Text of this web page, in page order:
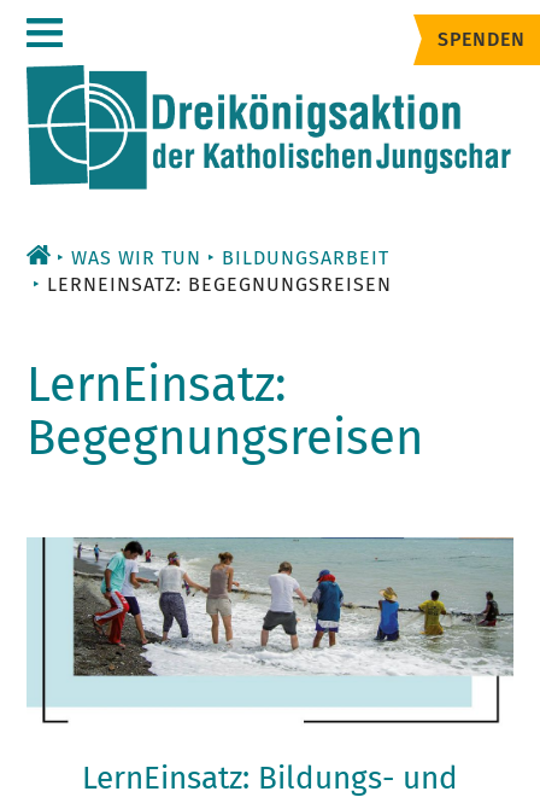
Zum
Inhalt
SPENDEN
WAS WIR TUN
BILDUNGSARBEIT
LERNEINSATZ: BEGEGNUNGSREISEN
LernEinsatz:
Begegnungsreisen
LernEinsatz: Bildungs- und